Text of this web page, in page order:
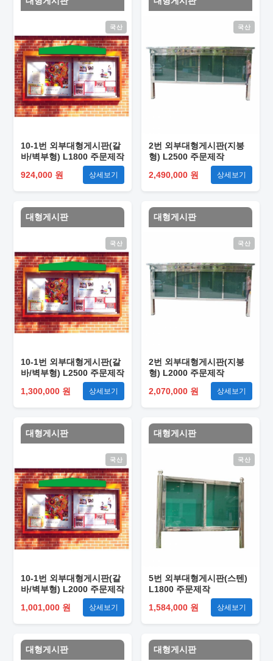
국산
10-1번 외부대형게시판(갈
바/벽부형) L1800 주문제작
924,000 원
상세보기
국산
2번 외부대형게시판(지붕
형) L2500 주문제작
2,490,000 원
상세보기
대형게시판
국산
10-1번 외부대형게시판(갈
바/벽부형) L2500 주문제작
1,300,000 원
상세보기
대형게시판
국산
2번 외부대형게시판(지붕
형) L2000 주문제작
2,070,000 원
상세보기
대형게시판
국산
10-1번 외부대형게시판(갈
바/벽부형) L2000 주문제작
1,001,000 원
상세보기
대형게시판
국산
5번 외부대형게시판(스텐)
L1800 주문제작
1,584,000 원
상세보기
대형게시판 대형게시판